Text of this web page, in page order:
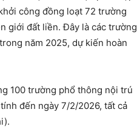
công đồng loạt 72 trường
giới đất liền. Đây là các trường
năm 2025, dự kiến hoàn
100 trường phổ thông nội trú
đến ngày 7/2/2026, tất cả